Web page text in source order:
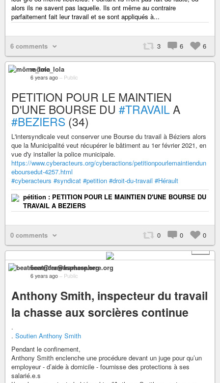
alors ils ne savent pas laquelle. Ils ont même au contraire
parfaitement fait leur travail et se sont appliqués à...
6 comments 3 6 6
môme_lola
6 years ago – Public
PETITION POUR LE MAINTIEN
D'UNE BOURSE DU #TRAVAIL A
#BEZIERS (34)
L'intersyndicale veut conserver une Bourse du travail à Béziers alors
que la Municipalité veut récupérer le bâtiment au 1er février 2021, en
vue d'y installer la police municipale.
https://www.cyberacteurs.org/cyberactions/petitionpourlemaintiendun
eboursedut-4257.html
#cyberacteurs #syndicat #petition #droit-du-travail #Hérault
pétition : PETITION POUR LE MAINTIEN D'UNE BOURSE DU
TRAVAIL A BEZIERS
0 comments 0 0
0
+ 1
beatricer@framasphere.org
6 years ago – Public
Anthony Smith, inspecteur du travail
la chasse aux sorcières continue
.
. Soutien Anthony Smith
Pendant le confinement,
Anthony Smith enclenche une procédure devant un juge pour qu’un
employeur - d’aide à domicile - fournisse des protections à ses
salarié.e.s